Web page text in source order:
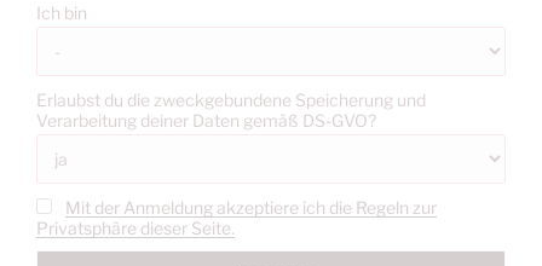
Ich bin
Erlaubst du die zweckgebundene Speicherung und
Verarbeitung deiner Daten gemäß DS-GVO?
Mit der Anmeldung akzeptiere ich die Regeln zur
Privatsphäre dieser Seite.